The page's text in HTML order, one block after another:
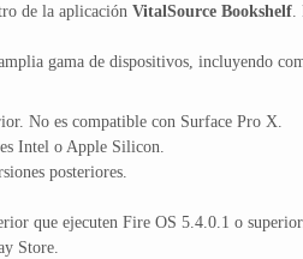
de la aplicación VitalSource Bookshelf.
gama de dispositivos, incluyendo
No es compatible con Surface Pro X.
Intel o Apple Silicon.
posteriores.
que ejecuten Fire OS 5.4.0.1 o
Store.